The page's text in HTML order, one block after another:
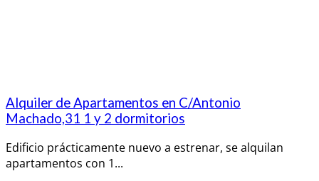
Alquiler de Apartamentos en C/Antonio
Machado,31 1 y 2 dormitorios
Edificio prácticamente nuevo a estrenar, se alquilan
apartamentos con 1...